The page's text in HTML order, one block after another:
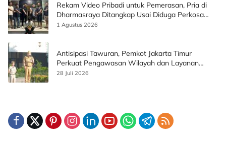
Rekam Video Pribadi untuk Pemerasan, Pria di
Dharmasraya Ditangkap Usai Diduga Perkosa
Korban
1 Agustus 2026
Antisipasi Tawuran, Pemkot Jakarta Timur
Perkuat Pengawasan Wilayah dan Layanan
Publik
28 Juli 2026